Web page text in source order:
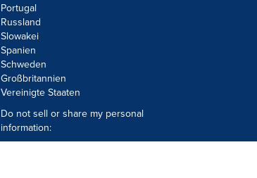
Portugal
Russland
Slowakei
Spanien
Schweden
Großbritannien
Vereinigte Staaten
Do not sell or share my personal
information: